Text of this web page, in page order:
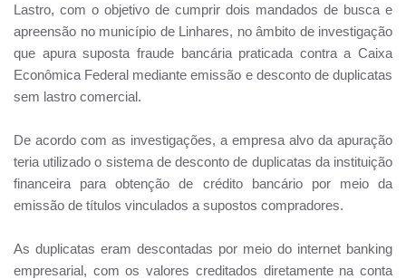
Lastro, com o objetivo de cumprir dois mandados de busca e
apreensão no município de Linhares, no âmbito de investigação
que apura suposta fraude bancária praticada contra a Caixa
Econômica Federal mediante emissão e desconto de duplicatas
sem lastro comercial.
De acordo com as investigações, a empresa alvo da apuração
teria utilizado o sistema de desconto de duplicatas da instituição
financeira para obtenção de crédito bancário por meio da
emissão de títulos vinculados a supostos compradores.
As duplicatas eram descontadas por meio do internet banking
empresarial, com os valores creditados diretamente na conta